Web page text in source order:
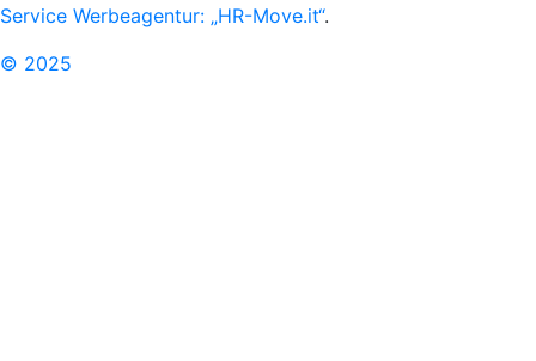
Service Werbeagentur: „HR-Move.it“.
© 2025